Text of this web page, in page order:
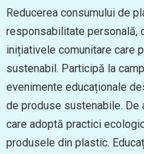
Reducerea consumului de
responsabilitate personală,
inițiativele comunitare care
sustenabil. Participă la
evenimente educaționale
de produse sustenabile. De
care adoptă practici
produsele din plastic.